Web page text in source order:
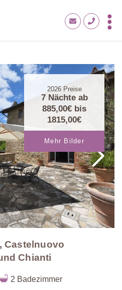
2026Preise
7 Nächte ab
885,00€ bis
1815,00€
Mehr Bilder
Castelnuovo
Chianti
2 Badezimmer